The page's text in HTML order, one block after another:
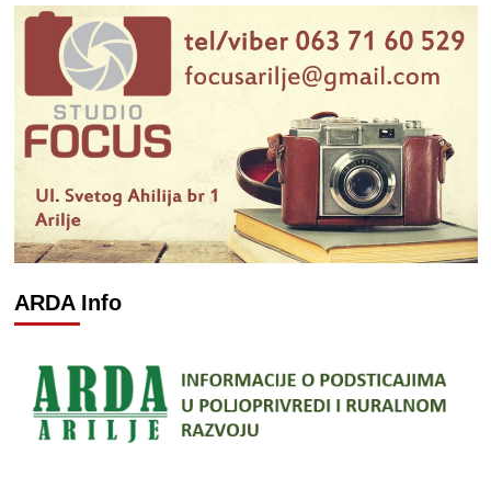
ARDA Info